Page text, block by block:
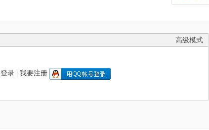
高级模式
登录| 我要注册